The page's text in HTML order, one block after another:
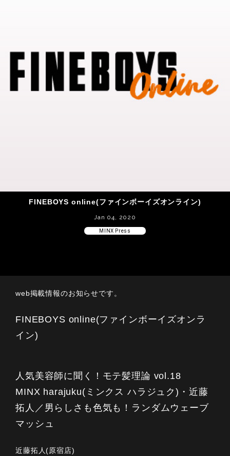
FINEBOYS online(ファインボーイズオンライン)
Jan 04, 2020
MINX Press
web掲載情報のお知らせです。
FINEBOYS online(ファインボーイズオンラ
イン)
人気美容師に聞く！モテ髪理論 vol.18
MINX harajuku(ミンクス ハラジュク)・近藤
拓人／男らしさも色気も！ランダムウェーブ
マッシュ
近藤拓人(原宿店)